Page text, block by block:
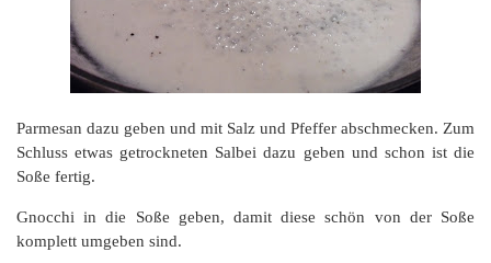
Parmesan dazu geben und mit Salz und Pfeffer abschmecken. Zum
Schluss etwas getrockneten Salbei dazu geben und schon ist die
Soße fertig.
Gnocchi in die Soße geben, damit diese schön von der Soße
komplett umgeben sind.